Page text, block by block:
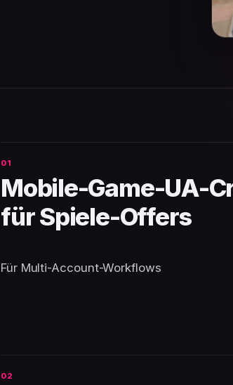
Mobile-Game-UA-
für Spiele-Offers
Für Multi-Account-Workflows